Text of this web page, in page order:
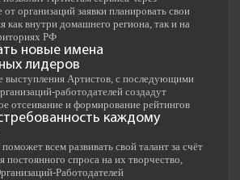
организаций заявки планировать свои
как внутри домашнего региона, так и на
РФ
новые имена
лидеров
выступления Артистов, с последующими
работодателей создадут
отсеивание и формирование рейтингов
каждому
всем развивать свой талант за счёт
постоянного спроса на их творчество,
Работодателей